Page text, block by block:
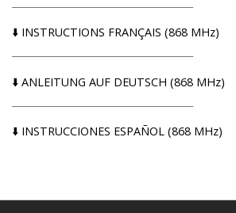
⬇️​ INSTRUCTIONS FRANÇAIS (868 MHz)
⬇️​ ANLEITUNG AUF DEUTSCH (868 MHz)
⬇️​ INSTRUCCIONES ESPAÑOL (868 MHz)